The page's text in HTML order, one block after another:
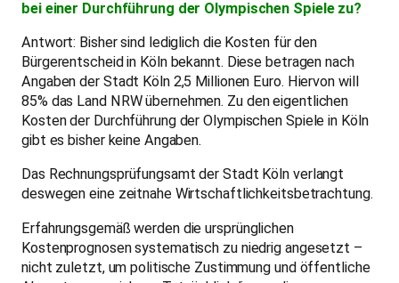
bei einer Durchführung der Olympischen Spiele zu?
Antwort: Bisher sind lediglich die Kosten für den
Bürgerentscheid in Köln bekannt. Diese betragen nach
Angaben der Stadt Köln 2,5 Millionen Euro. Hiervon will
85% das Land NRW übernehmen. Zu den eigentlichen
Kosten der Durchführung der Olympischen Spiele in Köln
gibt es bisher keine Angaben.
Das Rechnungsprüfungsamt der Stadt Köln verlangt
deswegen eine zeitnahe Wirtschaftlichkeitsbetrachtung.
Erfahrungsgemäß werden die ursprünglichen
Kostenprognosen systematisch zu niedrig angesetzt –
nicht zuletzt, um politische Zustimmung und öffentliche